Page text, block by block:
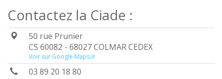
Contactez la Ciade :
50 rue Prunier
CS 60082 - 68027 COLMAR CEDEX
Voir sur Google Maps
03 89 20 18 80